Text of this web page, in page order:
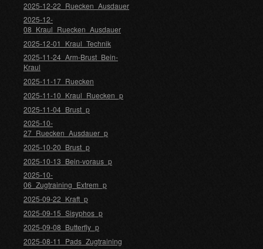
2025-12-22_Ruecken_Ausdauer
2025-12-
08_Kraul_Ruecken_Ausdauer
2025-12-01_Kraul_Technik
2025-11-24_Arm-Brust_Bein-
Kraul
2025-11-17_Ruecken
2025-11-10_Kraul_Ruecken_p
2025-11-04_Brust_p
2025-10-
27_Ruecken_Ausdauer_p
2025-10-20_Brust_p
2025-10-13_Bein-voraus_p
2025-10-
06_Zugtraining_Extrem_p
2025-09-22_Kraft_p
2025-09-15_Sisyphos_p
2025-09-08_Butterfly_p
2025-08-11_Pads_Zugtraining